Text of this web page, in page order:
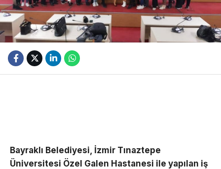
Bayraklı Belediyesi, İzmir Tınaztepe
Üniversitesi Özel Galen Hastanesi ile yapılan iş